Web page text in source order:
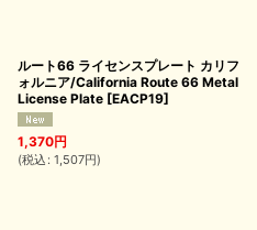
ルート66 ライセンスプレート カリフ
ォルニア/California Route 66 Metal
License Plate [EACP19]
1,370円
(税込 : 1,507円)